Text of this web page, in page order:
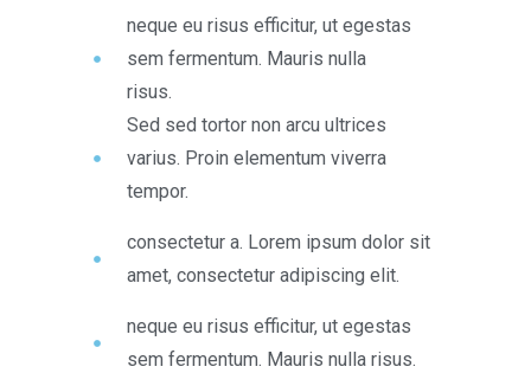
neque eu risus efficitur, ut egestas
sem fermentum. Mauris nulla
risus.
Sed sed tortor non arcu ultrices
varius. Proin elementum viverra
tempor.
consectetur a. Lorem ipsum dolor sit
amet, consectetur adipiscing elit.
neque eu risus efficitur, ut egestas
sem fermentum. Mauris nulla risus.